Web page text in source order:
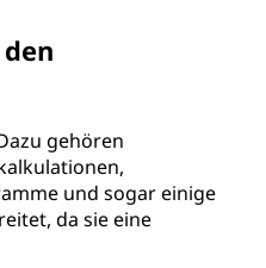
gehören
und sogar einige
da sie eine